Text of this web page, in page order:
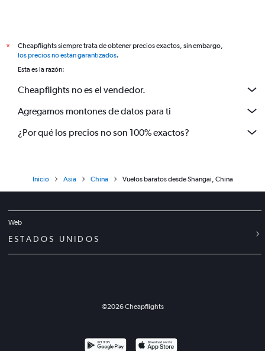
*
Cheapflights siempre trata de obtener precios exactos, sin embargo,
los precios no están garantizados.
Esta es la razón:
Cheapflights no es el vendedor.
Agregamos montones de datos para ti
¿Por qué los precios no son 100% exactos?
Inicio Asia China Vuelos baratos desde Shangai, China
Web
ESTADOS UNIDOS
©2026Cheapflights